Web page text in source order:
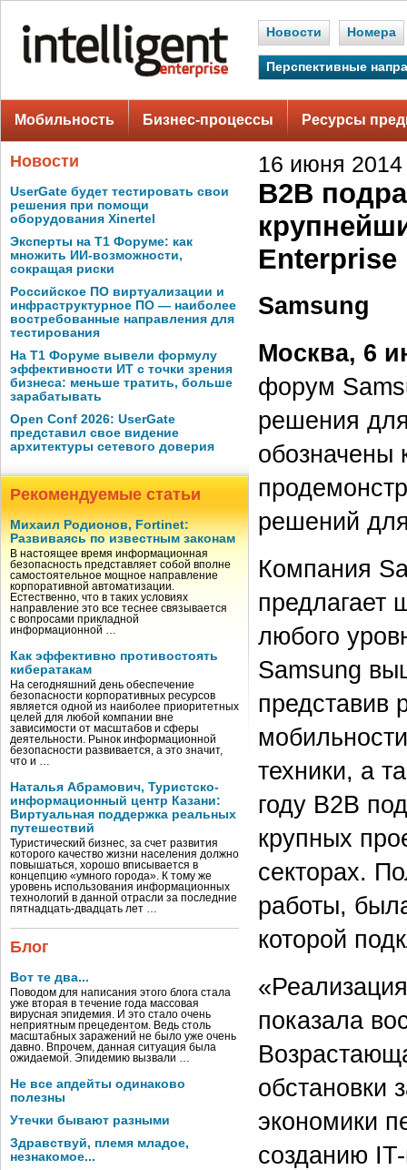
Новости Номера
Перспективные
Мобильность Бизнес-процессы Ресурсы
Новости
UserGate будет тестировать свои
решения при помощи
оборудования Xinertel
Эксперты на Т1 Форуме: как
множить ИИ-возможности,
сокращая риски
Российское ПО виртуализации и
инфраструктурное ПО — наиболее
востребованные направления для
тестирования
На Т1 Форуме вывели формулу
эффективности ИТ с точки зрения
бизнеса: меньше тратить, больше
зарабатывать
Open Conf 2026: UserGate
представил свое видение
архитектуры сетевого доверия
Рекомендуемые статьи
Михаил Родионов, Fortinet:
Развиваясь по известным законам
В настоящее время информационная
безопасность представляет собой вполне
самостоятельное мощное направление
корпоративной автоматизации.
Естественно, что в таких условиях
направление это все теснее связывается
с вопросами прикладной
информационной …
Как эффективно противостоять
кибератакам
На сегодняшний день обеспечение
безопасности корпоративных ресурсов
является одной из наиболее приоритетных
целей для любой компании вне
зависимости от масштабов и сферы
деятельности. Рынок информационной
безопасности развивается, а это значит,
что и …
Наталья Абрамович, Туристско-
информационный центр Казани:
Виртуальная поддержка реальных
путешествий
Туристический бизнес, за счет развития
которого качество жизни населения должно
повышаться, хорошо вписывается в
концепцию «умного города». К тому же
уровень использования информационных
технологий в данной отрасли за последние
пятнадцать-двадцать лет …
Блог
Вот те два...
Поводом для написания этого блога стала
уже вторая в течение года массовая
вирусная эпидемия. И это стало очень
неприятным прецедентом. Ведь столь
масштабных заражений не было уже очень
давно. Впрочем, данная ситуация была
ожидаемой. Эпидемию вызвали …
Не все апдейты одинаково
полезны
Утечки бывают разными
Здравствуй, племя младое,
незнакомое...
16 июня 2014
B2B
Enterprise
Samsung
Москва, 6
форум
решения
обозначены
решений для
Компания
предлагает
любого
Samsung
представив
техники, а
году B2B
крупных
секторах.
работы,
которой
показала
обстановки
экономики
созданию